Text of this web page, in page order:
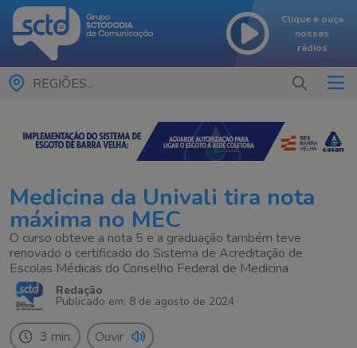
Clique e ouça
nossas
rádios
REGIÕES...
Medicina da Univali tira nota
máxima no MEC
O curso obteve a nota 5 e a graduação também teve
renovado o certificado do Sistema de Acreditação de
Escolas Médicas do Conselho Federal de Medicina
Redação
Publicado em: 8 de agosto de 2024
3 min. Ouvir